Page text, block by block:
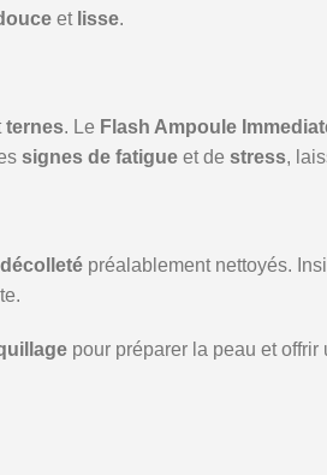
et lisse.
ternes. Le Flash Ampoule
signes de fatigue et de stress,
décolleté préalablement nettoyés.
pour préparer la peau et